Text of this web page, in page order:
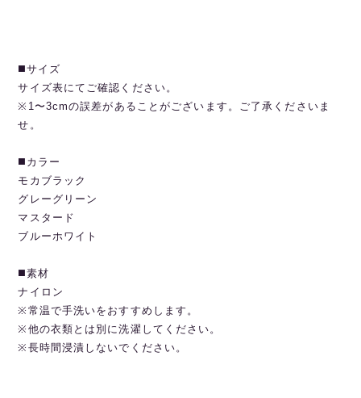
◼️サイズ
サイズ表にてご確認ください。
※1〜3cmの誤差があることがございます。ご了承くださいま
せ。
◼️カラー
モカブラック
グレーグリーン
マスタード
ブルーホワイト
◼️素材
ナイロン
※常温で手洗いをおすすめします。
※他の衣類とは別に洗濯してください。
※長時間浸漬しないでください。